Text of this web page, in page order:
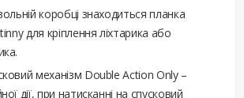
коробці знаходиться планка
для кріплення ліхтарика або
механізм Double Action Only –
дії, при натисканні на спусковий